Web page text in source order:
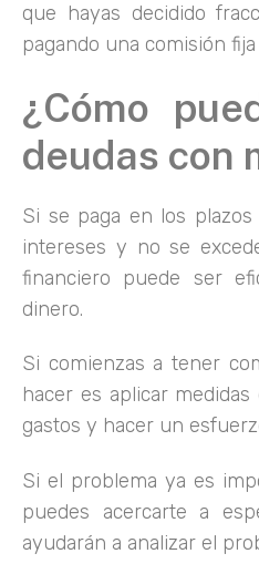
que hayas decidido
pagando una comisión
¿Cómo
deudas con
Si se paga en los
intereses y no se
financiero puede ser
dinero.
Si comienzas a tener
hacer es aplicar
gastos y hacer un
Si el problema ya es
puedes acercarte a
ayudarán a analizar el